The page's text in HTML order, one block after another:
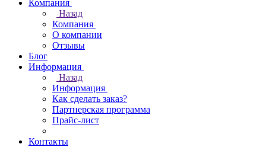
Компания
Назад
Компания
О компании
Отзывы
Блог
Информация
Назад
Информация
Как сделать заказ?
Партнерская программа
Прайс-лист
Контакты